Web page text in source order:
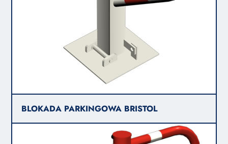
BLOKADA PARKINGOWA BRISTOL